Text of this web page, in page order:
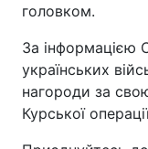
головком.
За інформацією
українських
нагороди за
Курської